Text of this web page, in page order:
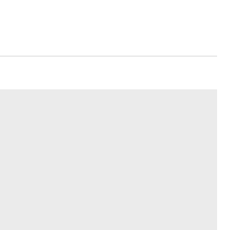
VTV Sức khoẻ